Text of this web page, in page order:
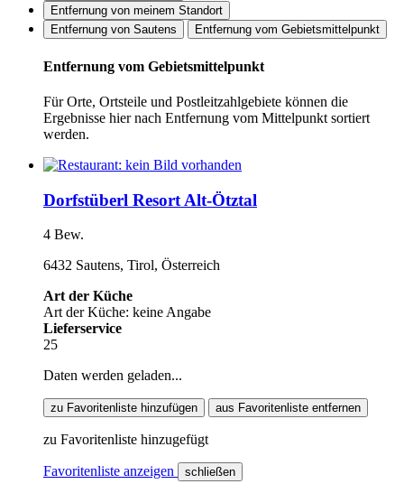
Entfernung von meinem Standort
Entfernung von Sautens
Entfernung vom Gebietsmittelpunkt
Entfernung vom Gebietsmittelpunkt
Für Orte, Ortsteile und Postleitzahlgebiete können die
Ergebnisse hier nach Entfernung vom Mittelpunkt sortiert
werden.
Dorfstüberl Resort Alt-Ötztal
4 Bew.
6432 Sautens, Tirol, Österreich
Art der Küche
Art der Küche: keine Angabe
Lieferservice
25
Daten werden geladen...
zu Favoritenliste hinzufügen aus Favoritenliste entfernen
zu Favoritenliste hinzugefügt
Favoritenliste anzeigen schließen